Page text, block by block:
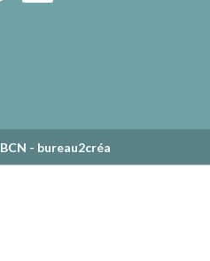
BCN - bureau2créa